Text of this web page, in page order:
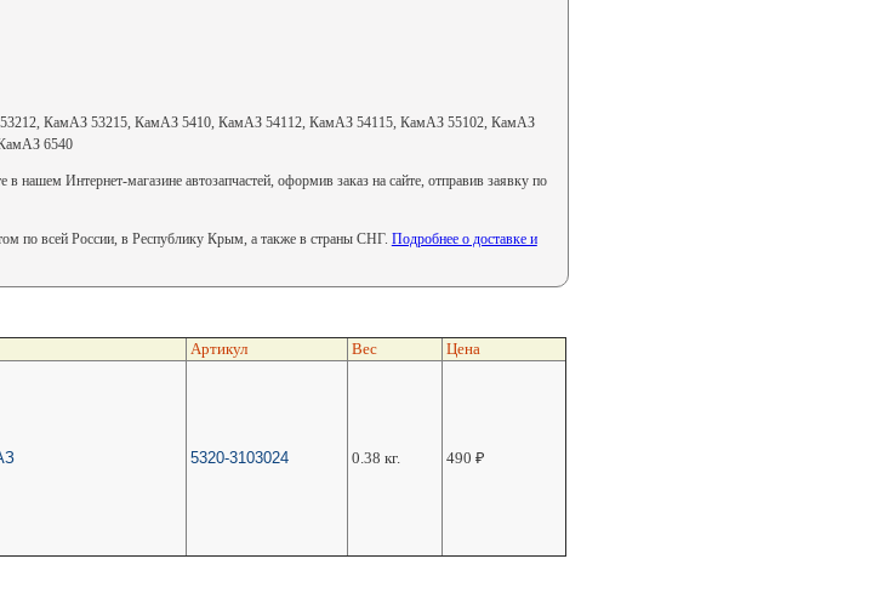
КамАЗ 53215, КамАЗ 5410, КамАЗ 54112, КамАЗ 54115, КамАЗ 55102, КамАЗ
6540
нашем Интернет-магазине автозапчастей, оформив заказ на сайте, отправив заявку по
по всей России, в Республику Крым, а также в страны СНГ. Подробнее о доставке и
Артикул Вес Цена
5320-3103024 0.38 кг. 490 ₽